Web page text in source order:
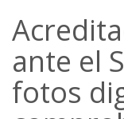
ante el
fotos